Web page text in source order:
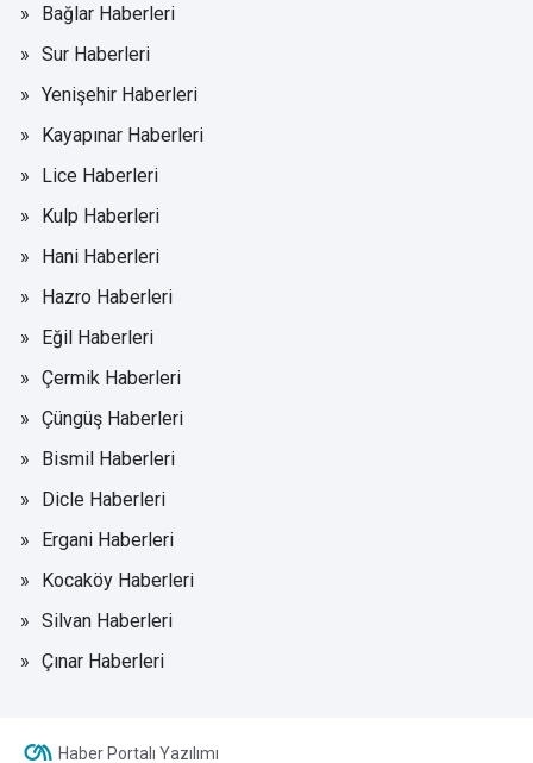
Bağlar Haberleri
Sur Haberleri
Yenişehir Haberleri
Kayapınar Haberleri
Lice Haberleri
Kulp Haberleri
Hani Haberleri
Hazro Haberleri
Eğil Haberleri
Çermik Haberleri
Çüngüş Haberleri
Bismil Haberleri
Dicle Haberleri
Ergani Haberleri
Kocaköy Haberleri
Silvan Haberleri
Çınar Haberleri
Haber Portalı Yazılımı